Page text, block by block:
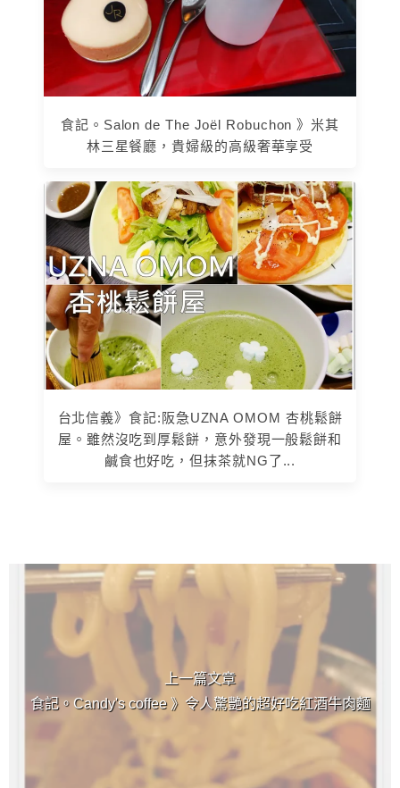
食記。Salon de The Joël Robuchon 》米其
林三星餐廳，貴婦級的高級奢華享受
台北信義》食記:阪急UZNA OMOM 杏桃鬆餅
屋。雖然沒吃到厚鬆餅，意外發現一般鬆餅和
鹹食也好吃，但抹茶就NG了...
上 / 下一篇文章
上一篇文章
食記。Candy's coffee 》令人驚艷的超好吃紅酒牛肉麵